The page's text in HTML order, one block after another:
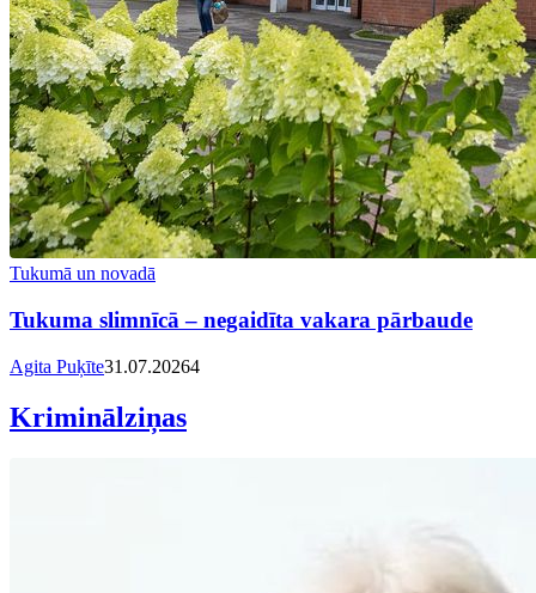
Tukumā un novadā
Tukuma slimnīcā – negaidīta vakara pārbaude
Agita Puķīte31.07.20264
Kriminālziņas